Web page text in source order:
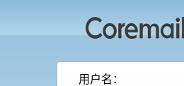
用户名：